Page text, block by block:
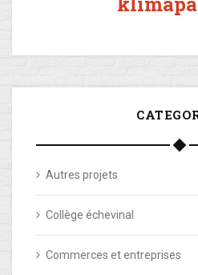
Autres projets
Collège échevinal
Commerces et entreprises